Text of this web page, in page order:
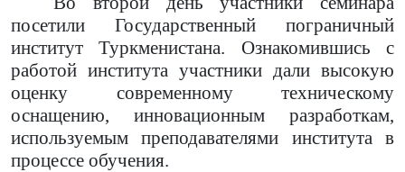
посетили Государственный пограничный
институт Туркменистана. Ознакомившись с
работой института участники дали высокую
оценку современному техническому
оснащению, инновационным разработкам,
используемым преподавателями института в
процессе обучения.